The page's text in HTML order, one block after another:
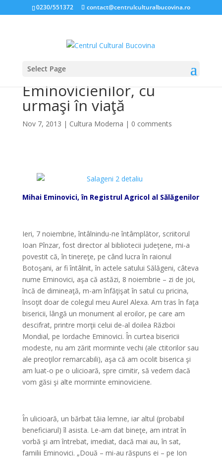
0230/551372 contact@centrulculturalbucovina.ro
Select Page
Un sat al
Eminovicienilor, cu
urmaşi în viaţă
Nov 7, 2013 | Cultura Moderna | 0 comments
Mihai Eminovici, în Registrul Agricol al Sălăgenilor
Ieri, 7 noiembrie, întâlnindu-ne întâmplător, scriitorul
Ioan Pînzar, fost director al bibliotecii judeţene, mi-a
povestit că, în tinereţe, pe când lucra în raionul
Botoşani, ar fi întâlnit, în actele satului Sălăgeni, câteva
nume Eminovici, aşa că astăzi, 8 noiembrie – zi de joi,
încă de dimineaţă, m-am înfăţişat în satul cu pricina,
însoţit doar de colegul meu Aurel Alexa. Am tras în faţa
bisericii, lângă un monument al eroilor, pe care am
descifrat, printre morţii celui de-al doilea Război
Mondial, pe Iordache Eminovici. În curtea bisericii
modeste, nu am zărit morminte vechi (ale ctitorilor sau
ale preoţilor remarcabili), aşa că am ocolit biserica şi
am luat-o pe o ulicioară, spre cimitir, să vedem dacă
vom găsi şi alte morminte eminoviciene.
În ulicioară, un bărbat tăia lemne, iar altul (probabil
beneficiarul) îl asista. Le-am dat bineţe, am intrat în
vorbă şi am întrebat, imediat, dacă mai au, în sat,
familii Eminovici. „Două – mi-au răspuns ei – pe Ion